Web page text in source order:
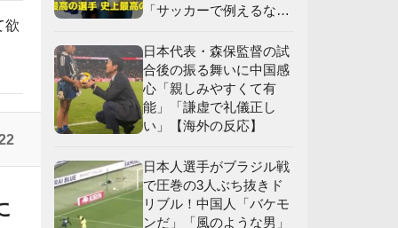
欲
「サッカーで例えるな
日本代表・森保監督の試
合後の振る舞いに中国感
心「親しみやすくて有
能」「謙虚で礼儀正し
い」【海外の反応】
日本人選手がブラジル戦
で圧巻の3人ぶち抜きド
リブル！中国人「バケモ
ンだ」「風のような男」